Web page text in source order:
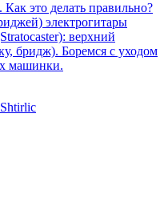
Как это делать правильно?
электрогитары
верхний
бридж). Боремся с уходом
машинки.
Shtirlic